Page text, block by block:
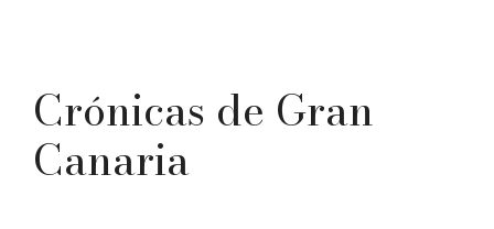
Crónicas de Gran
Canaria